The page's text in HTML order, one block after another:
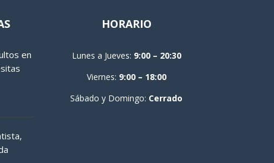
en
HORARIO
Lunes a Jueves: 9:00 – 20:30
Viernes: 9:00 – 18:00
Sábado y Domingo: Cerrado